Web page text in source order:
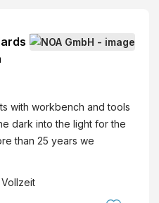
with workbench and tools
dark into the light for the
than 25 years we
Vollzeit